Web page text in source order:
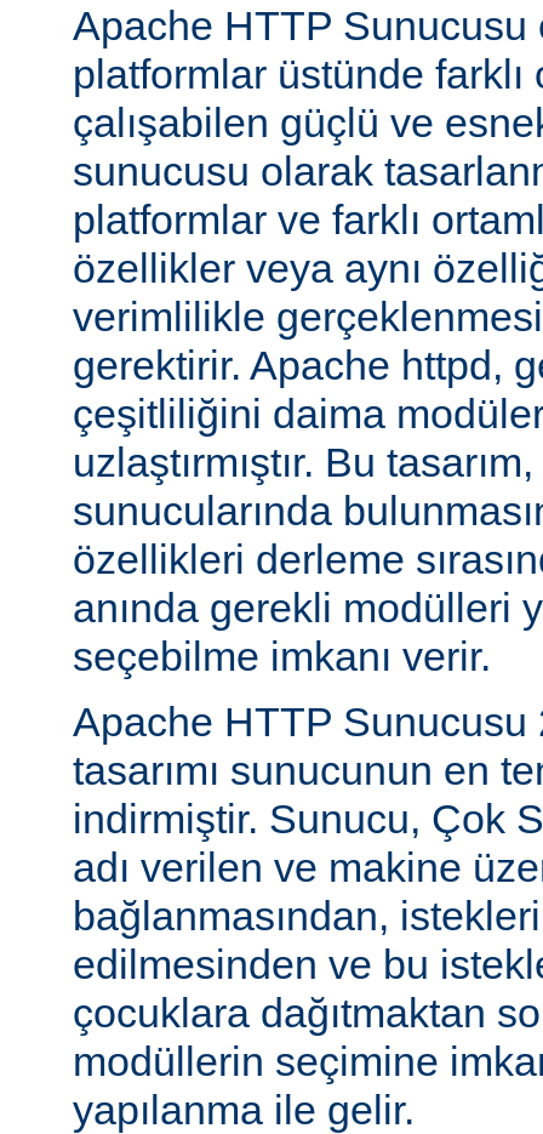
Apache HTTP Sunucusu
platformlar üstünde farklı
çalışabilen güçlü ve
sunucusu olarak
platformlar ve farklı
özellikler veya aynı
verimlilikle
gerektirir. Apache httpd,
çeşitliliğini daima
uzlaştırmıştır. Bu
sunucularında
özellikleri derleme
anında gerekli modülleri
seçebilme imkanı verir.
Apache HTTP Sunucusu
tasarımı sunucunun en
indirmiştir. Sunucu, Çok
adı verilen ve makine
bağlanmasından,
edilmesinden ve bu
çocuklara dağıtmaktan
modüllerin seçimine
yapılanma ile gelir.